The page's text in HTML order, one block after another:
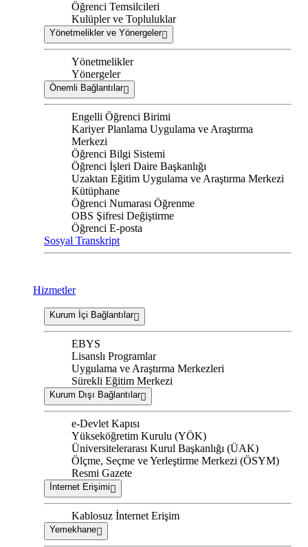
Öğrenci Temsilcileri
Kulüpler ve Topluluklar
Yönetmelikler ve Yönergeler
Yönetmelikler
Yönergeler
Önemli Bağlantılar
Engelli Öğrenci Birimi
Kariyer Planlama Uygulama ve Araştırma
Merkezi
Öğrenci Bilgi Sistemi
Öğrenci İşleri Daire Başkanlığı
Uzaktan Eğitim Uygulama ve Araştırma Merkezi
Kütüphane
Öğrenci Numarası Öğrenme
OBS Şifresi Değiştirme
Öğrenci E-posta
Sosyal Transkript
Hizmetler
Kurum İçi Bağlantılar
EBYS
Lisanslı Programlar
Uygulama ve Araştırma Merkezleri
Sürekli Eğitim Merkezi
Kurum Dışı Bağlantılar
e-Devlet Kapısı
Yükseköğretim Kurulu (YÖK)
Üniversitelerarası Kurul Başkanlığı (ÜAK)
Ölçme, Seçme ve Yerleştirme Merkezi (ÖSYM)
Resmi Gazete
İnternet Erişimi
Kablosuz İnternet Erişim
Yemekhane